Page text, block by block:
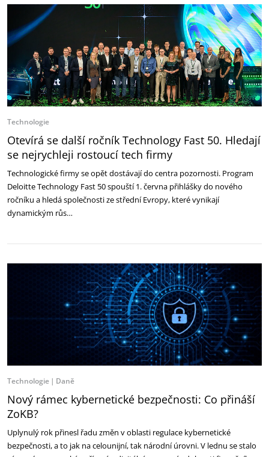
Technologie
Otevírá se další ročník Technology Fast 50. Hledají
se nejrychleji rostoucí tech firmy
Technologické firmy se opět dostávají do centra pozornosti. Program
Deloitte Technology Fast 50 spouští 1. června přihlášky do nového
ročníku a hledá společnosti ze střední Evropy, které vynikají
dynamickým růs…
Technologie Daně
Nový rámec kybernetické bezpečnosti: Co přináší
ZoKB?
Uplynulý rok přinesl řadu změn v oblasti regulace kybernetické
bezpečnosti, a to jak na celounijní, tak národní úrovni. V lednu se stalo